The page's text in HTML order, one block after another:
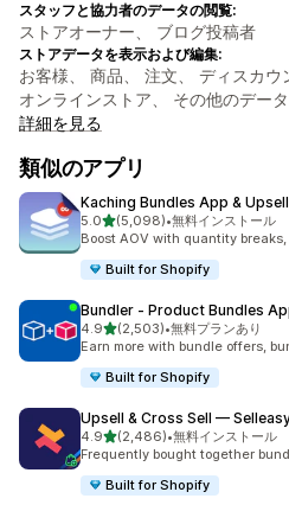
スタッフと協力者のデータの閲覧:
ストアオーナー、 ブログ投稿者
ストアデータを表示および編集:
お客様、 商品、 注文、 ディスカ
オンラインストア、 その他のデータ
詳細を見る
類似のアプリ
Kaching Bundles App &
5.05つ星中
(5,098)
合計レビュー数：5098件
•無料インストール
Boost AOV with quantity
Built for Shopify
Bundler ‑ Product Bundles
4.95つ星中
(2,503)
合計レビュー数：2503件
•無料プランあり
Earn more with bundle offers,
Built for Shopify
Upsell & Cross Sell —
4.95つ星中
(2,486)
合計レビュー数：2486件
•無料インストール
Frequently bought together
Built for Shopify